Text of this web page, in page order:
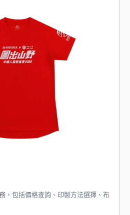
，包括價格查詢、印製方法選擇、布